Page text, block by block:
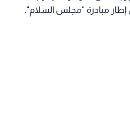
إطار مبادرة "مجلس السلام".